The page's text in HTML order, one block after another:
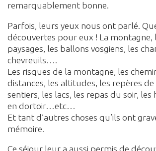
remarquablement bonne.
Parfois, leurs yeux nous ont parlé.
découvertes pour eux ! La montagne,
paysages, les ballons vosgiens, les
chevreuils….
Les risques de la montagne, les
distances, les altitudes, les repères de
sentiers, les lacs, les repas du soir,
en dortoir…etc…
Et tant d’autres choses qu’ils ont
mémoire.
Ce séjour leur a aussi permis de